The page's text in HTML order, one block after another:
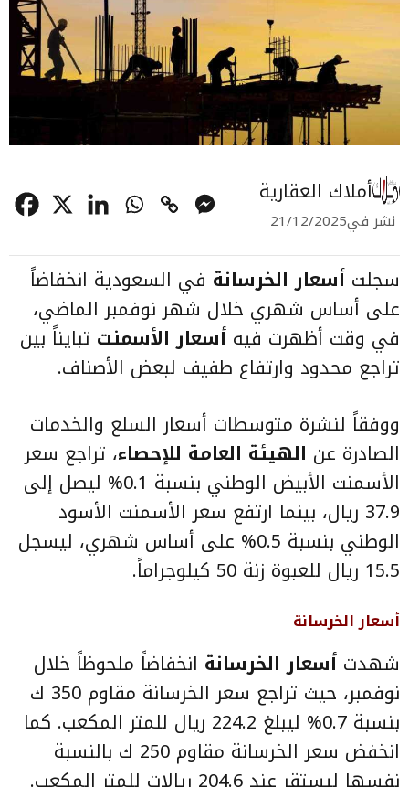
أملاك العقارية
نشر في21/12/2025
سجلت أسعار الخرسانة في السعودية انخفاضاً
على أساس شهري خلال شهر نوفمبر الماضي،
في وقت أظهرت فيه أسعار الأسمنت تبايناً بين
تراجع محدود وارتفاع طفيف لبعض الأصناف.
ووفقاً لنشرة متوسطات أسعار السلع والخدمات
الصادرة عن الهيئة العامة للإحصاء، تراجع سعر
الأسمنت الأبيض الوطني بنسبة 0.1% ليصل إلى
37.9 ريال، بينما ارتفع سعر الأسمنت الأسود
الوطني بنسبة 0.5% على أساس شهري، ليسجل
15.5 ريال للعبوة زنة 50 كيلوجراماً.
أسعار الخرسانة
شهدت أسعار الخرسانة انخفاضاً ملحوظاً خلال
نوفمبر، حيث تراجع سعر الخرسانة مقاوم 350 ك
بنسبة 0.7% ليبلغ 224.2 ريال للمتر المكعب. كما
انخفض سعر الخرسانة مقاوم 250 ك بالنسبة